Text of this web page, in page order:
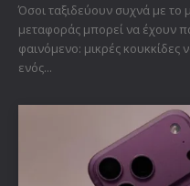
Όσοι ταξιδεύουν συχνά με το
μεταφοράς μπορεί να έχουν
φαινόμενο: μικρές κουκκίδες
ενός...